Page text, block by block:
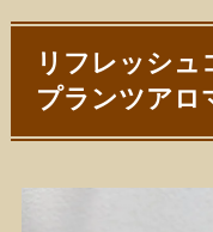
リフレッシ
プランツアロ